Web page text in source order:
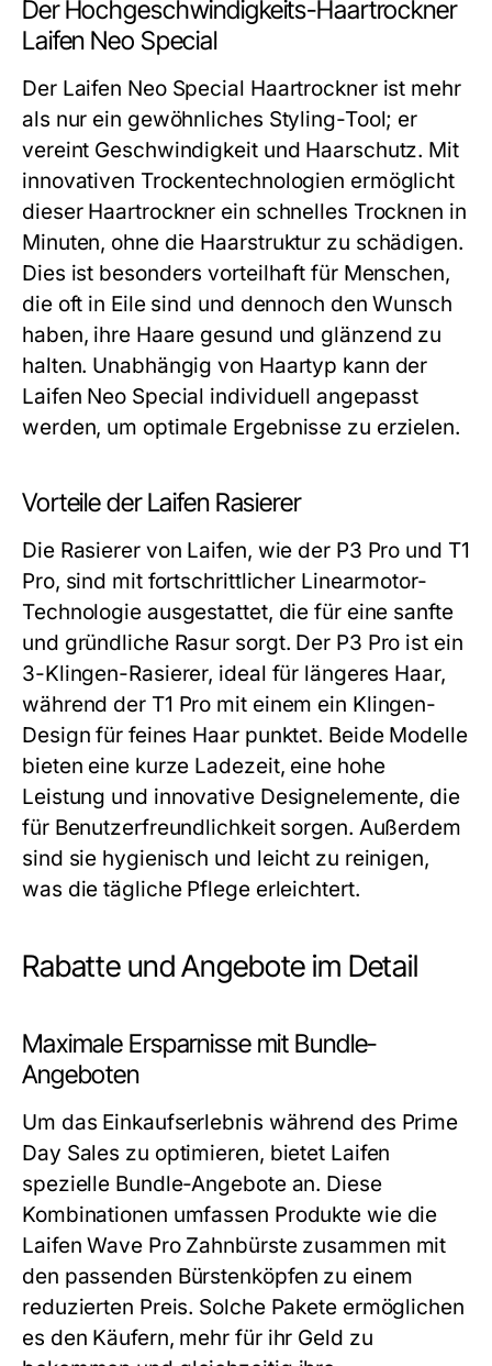
Der Hochgeschwindigkeits-Haartrockner
Laifen Neo Special
Der Laifen Neo Special Haartrockner ist mehr
als nur ein gewöhnliches Styling-Tool; er
vereint Geschwindigkeit und Haarschutz. Mit
innovativen Trockentechnologien ermöglicht
dieser Haartrockner ein schnelles Trocknen in
Minuten, ohne die Haarstruktur zu schädigen.
Dies ist besonders vorteilhaft für Menschen,
die oft in Eile sind und dennoch den Wunsch
haben, ihre Haare gesund und glänzend zu
halten. Unabhängig von Haartyp kann der
Laifen Neo Special individuell angepasst
werden, um optimale Ergebnisse zu erzielen.
Vorteile der Laifen Rasierer
Die Rasierer von Laifen, wie der P3 Pro und T1
Pro, sind mit fortschrittlicher Linearmotor-
Technologie ausgestattet, die für eine sanfte
und gründliche Rasur sorgt. Der P3 Pro ist ein
3-Klingen-Rasierer, ideal für längeres Haar,
während der T1 Pro mit einem ein Klingen-
Design für feines Haar punktet. Beide Modelle
bieten eine kurze Ladezeit, eine hohe
Leistung und innovative Designelemente, die
für Benutzerfreundlichkeit sorgen. Außerdem
sind sie hygienisch und leicht zu reinigen,
was die tägliche Pflege erleichtert.
Rabatte und Angebote im Detail
Maximale Ersparnisse mit Bundle-
Angeboten
Um das Einkaufserlebnis während des Prime
Day Sales zu optimieren, bietet Laifen
spezielle Bundle-Angebote an. Diese
Kombinationen umfassen Produkte wie die
Laifen Wave Pro Zahnbürste zusammen mit
den passenden Bürstenköpfen zu einem
reduzierten Preis. Solche Pakete ermöglichen
es den Käufern, mehr für ihr Geld zu